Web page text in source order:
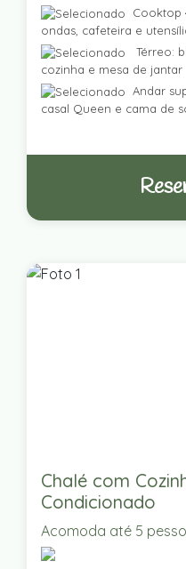
Cooktop
ondas, cafeteira e
Térreo:
cozinha e mesa de jantar
Andar
casal Queen e cama de
Chalé com
Condicionado
Acomoda até 5